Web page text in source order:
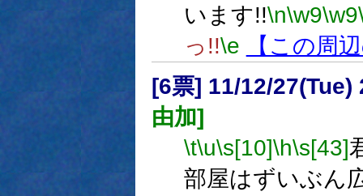
います!!\n\w9\w9
っ!!\e
【この周
[6票] 11/12/27(Tue)
由加]
\t\u\s[10]\h\s[43]
部屋はずいぶん